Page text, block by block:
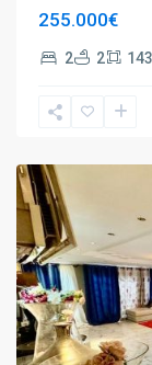
255.000€
2 2